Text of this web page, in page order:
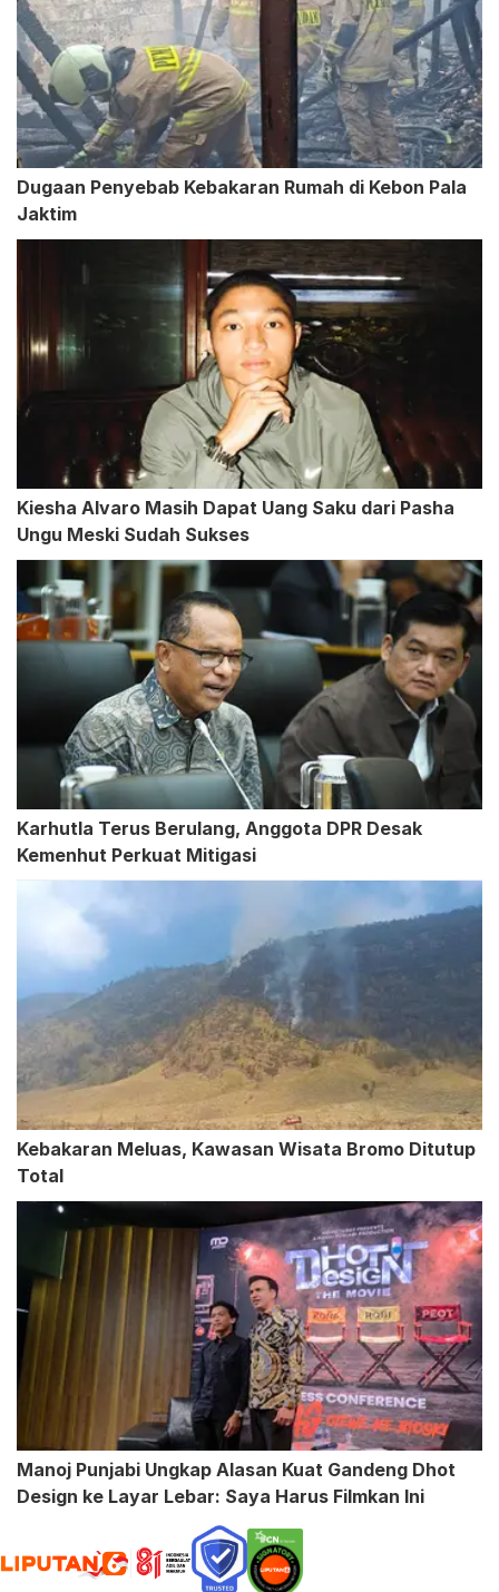
Dugaan Penyebab Kebakaran Rumah di Kebon Pala
Jaktim
Kiesha Alvaro Masih Dapat Uang Saku dari Pasha
Ungu Meski Sudah Sukses
Karhutla Terus Berulang, Anggota DPR Desak
Kemenhut Perkuat Mitigasi
Kebakaran Meluas, Kawasan Wisata Bromo Ditutup
Total
Manoj Punjabi Ungkap Alasan Kuat Gandeng Dhot
Design ke Layar Lebar: Saya Harus Filmkan Ini